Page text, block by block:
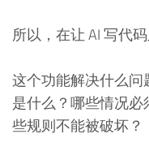
所以，在让 AI 写代
这个功能解决什么
是什么？哪些情况
些规则不能被破坏？